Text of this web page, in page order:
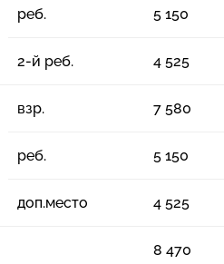
реб. 5 150
2-й реб. 4 525
взр. 7 580
реб. 5 150
доп.место 4 525
8 470